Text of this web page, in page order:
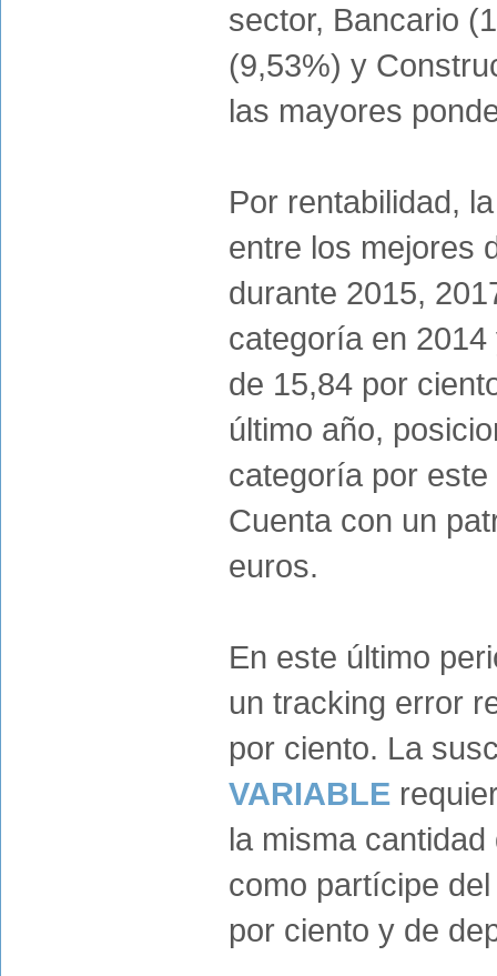
sector, Bancario
(9,53%) y
las mayores
Por rentabilidad,
entre los mejores
durante 2015,
categoría en
de 15,84 por
último año,
categoría por
Cuenta con un
euros.
En este último
un tracking error
por ciento. La
VARIABLE
la misma
como partícipe
por ciento y de